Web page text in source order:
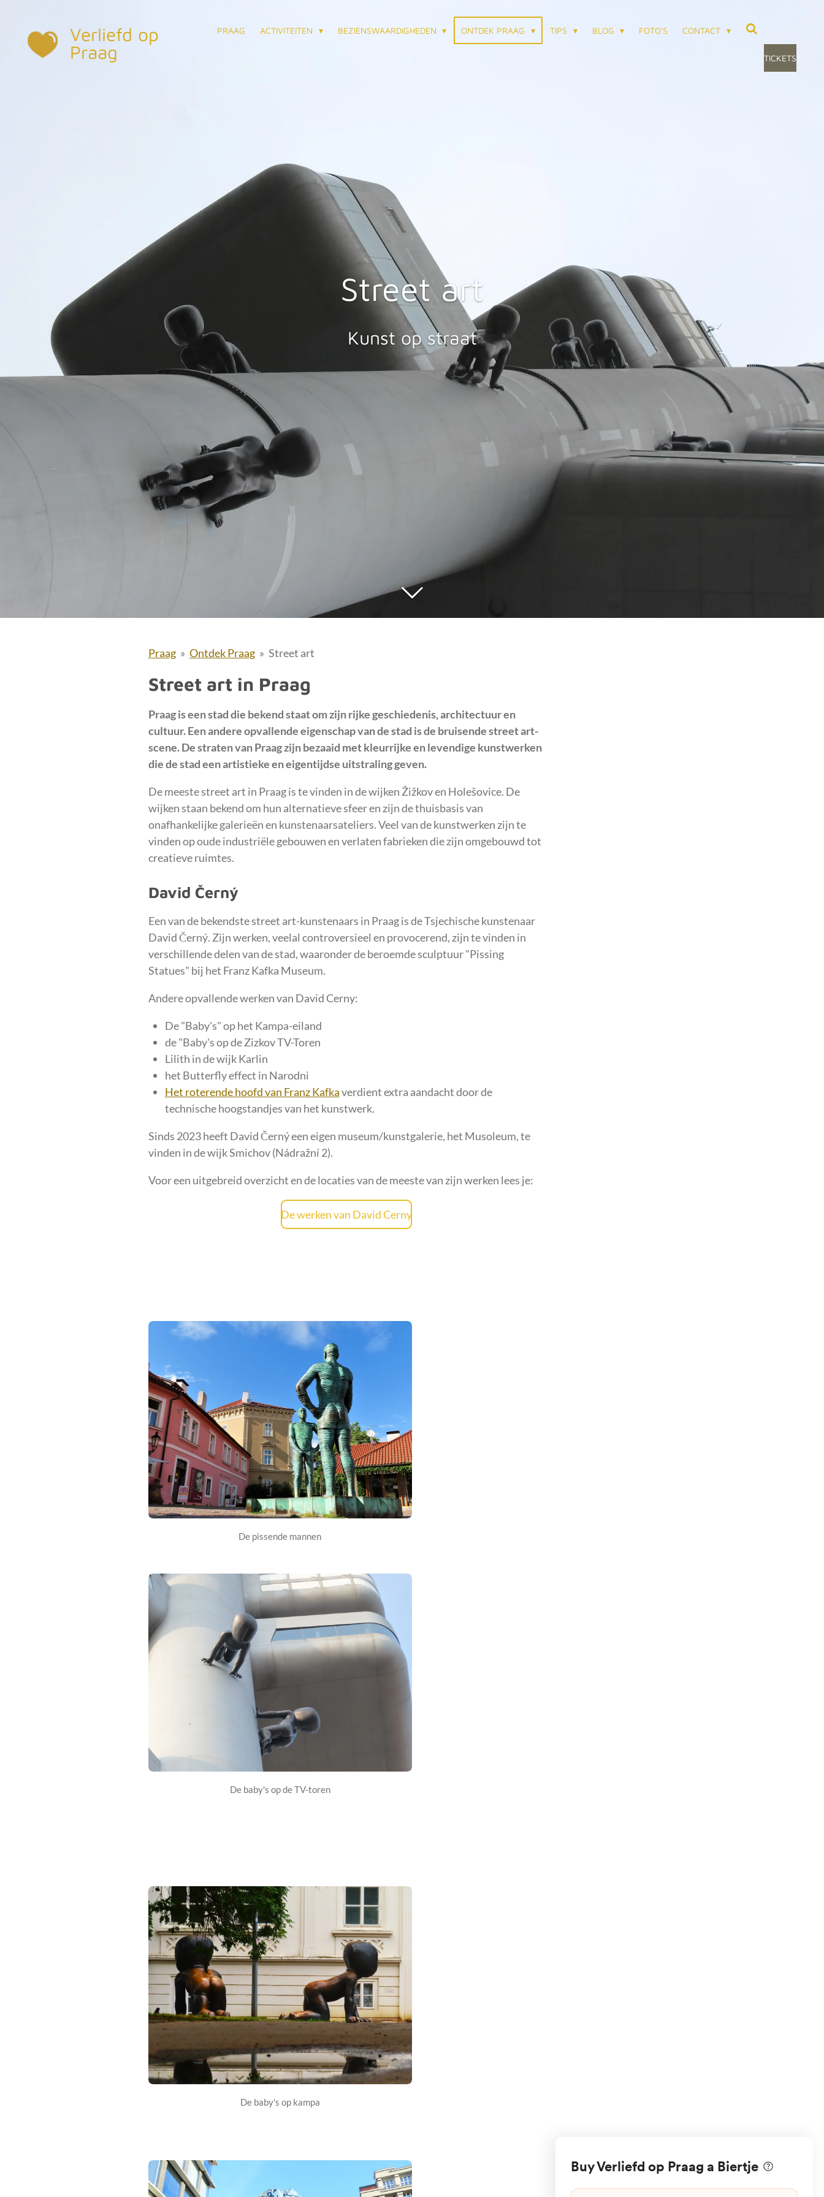
direct
naar
Verliefd op
Praag
PRAAG ACTIVITEITEN BEZIENSWAARDIGHEDEN ONTDEK PRAAG TIPS BLOG FOTO'S CONTACT
TICKETS
Street art
Kunst op straat
Praag » Ontdek Praag » Street art
Street art in Praag
Praag is een stad die bekend staat om zijn rijke geschiedenis, architectuur en
cultuur. Een andere opvallende eigenschap van de stad is de bruisende street art-
scene. De straten van Praag zijn bezaaid met kleurrijke en levendige kunstwerken
die de stad een artistieke en eigentijdse uitstraling geven.
De meeste street art in Praag is te vinden in de wijken Žižkov en Holešovice. De
wijken staan bekend om hun alternatieve sfeer en zijn de thuisbasis van
onafhankelijke galerieën en kunstenaarsateliers. Veel van de kunstwerken zijn te
vinden op oude industriële gebouwen en verlaten fabrieken die zijn omgebouwd tot
creatieve ruimtes.
David Černý
Een van de bekendste street art-kunstenaars in Praag is de Tsjechische kunstenaar
David Černý. Zijn werken, veelal controversieel en provocerend, zijn te vinden in
verschillende delen van de stad, waaronder de beroemde sculptuur "Pissing
Statues" bij het Franz Kafka Museum.
Andere opvallende werken van David Cerny:
De "Baby's" op het Kampa-eiland
de "Baby's op de Zizkov TV-Toren
Lilith in de wijk Karlin
het Butterfly effect in Narodni
Het roterende hoofd van Franz Kafkaverdient extra aandacht door de
technische hoogstandjes van het kunstwerk.
Sinds 2023 heeft David Černý een eigen museum/kunstgalerie, het Musoleum, te
vinden in de wijk Smichov (Nádražní 2).
Voor een uitgebreid overzicht en de locaties van de meeste van zijn werken lees je:
De werken van David Cerny
De pissende mannen
De baby's op de TV-toren
De baby's op kampa